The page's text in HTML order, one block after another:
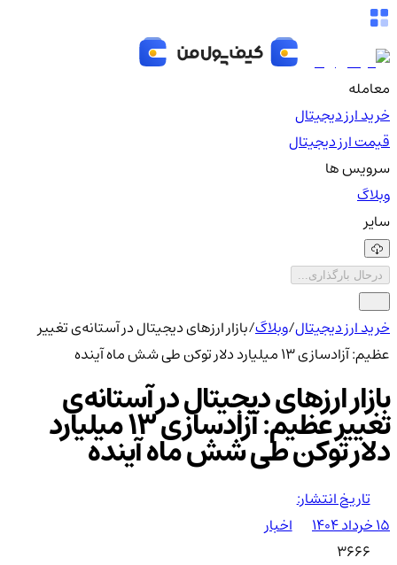
معامله
خرید ارز دیجیتال
قیمت ارز دیجیتال
سرویس ها
وبلاگ
سایر
درحال بارگذاری...
خرید ارز دیجیتال/وبلاگ/بازار ارزهای دیجیتال در آستانه‌ی تغییر
عظیم: آزادسازی ۱۳ میلیارد دلار توکن طی شش ماه آینده
بازار ارزهای دیجیتال در آستانه‌ی
تغییر عظیم: آزادسازی ۱۳ میلیارد
دلار توکن طی شش ماه آینده
تاریخ انتشار:
۱۵ خرداد ۱۴۰۴
اخبار
3666